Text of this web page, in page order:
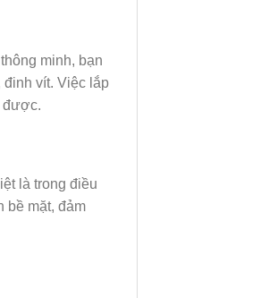
minh, bạn
đinh vít. Việc lắp
được.
là trong điều
bề mặt, đảm